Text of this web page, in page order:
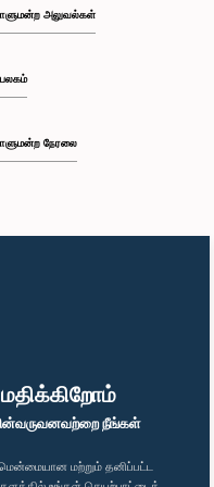
நீங்கள்
மற்றும் தனிப்பட்ட
அலுவல்கள்
நேரலை